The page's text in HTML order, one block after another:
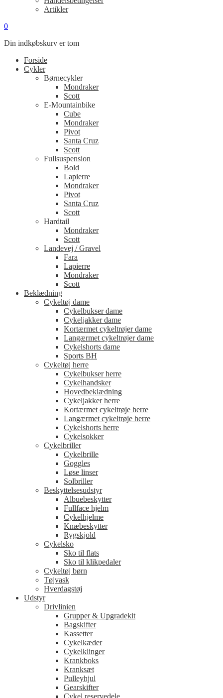
Artikler
0
Din indkøbskurv er tom
Forside
Cykler
Børnecykler
Mondraker
Scott
E-Mountainbike
Cube
Mondraker
Pivot
Santa Cruz
Scott
Fullsuspension
Bold
Lapierre
Mondraker
Pivot
Santa Cruz
Scott
Hardtail
Mondraker
Scott
Landevej / Gravel
Fara
Lapierre
Mondraker
Scott
Beklædning
Cykeltøj dame
Cykelbukser dame
Cykeljakker dame
Kortærmet cykeltrøjer dame
Langærmet cykeltrøjer dame
Cykelshorts dame
Sports BH
Cykeltøj herre
Cykelbukser herre
Cykelhandsker
Hovedbeklædning
Cykeljakker herre
Kortærmet cykeltrøje herre
Langærmet cykeltrøje herre
Cykelshorts herre
Cykelsokker
Cykelbriller
Cykelbrille
Goggles
Løse linser
Solbriller
Beskyttelsesudstyr
Albuebeskytter
Fullface hjelm
Cykelhjelme
Knæbeskytter
Rygskjold
Cykelsko
Sko til flats
Sko til klikpedaler
Cykeltøj børn
Tøjvask
Hverdagstøj
Udstyr
Drivlinien
Grupper & Upgradekit
Bagskifter
Kassetter
Cykelkæder
Cykelklinger
Krankboks
Kranksæt
Pulleyhjul
Gearskifter
Cykel reservedele